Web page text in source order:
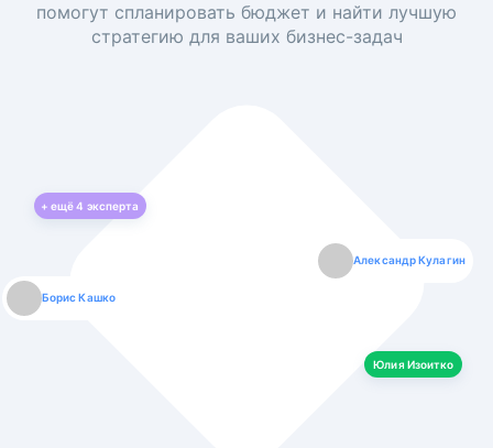
помогут спланировать бюджет и найти лучшую
стратегию для ваших бизнес-задач
+ ещё4 эксперта
Борис Кашко
Александр Кулагин
Юлия Изоитко
Юлия Изоитко
Даниил Макаров
Александр Кулагин
Екатерина Лазаренко
Даниил Макаров
Борис Кашко
Екатерина Лазаренко
Юлия Изоитко